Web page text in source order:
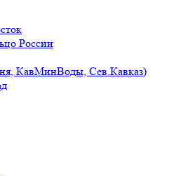
России
КавМинВоды, Сев.Кавказ)